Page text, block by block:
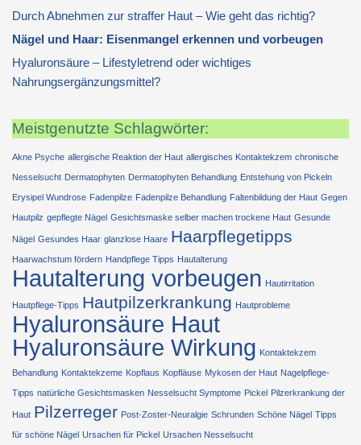
Durch Abnehmen zur straffer Haut – Wie geht das richtig?
Nägel und Haar: Eisenmangel erkennen und vorbeugen
Hyaluronsäure – Lifestyletrend oder wichtiges
Nahrungsergänzungsmittel?
Meistgenutzte Schlagwörter:
Akne Psyche allergische Reaktion der Haut allergisches Kontaktekzem chronische
Nesselsucht Dermatophyten Dermatophyten Behandlung Entstehung von Pickeln
Erysipel Wundrose Fadenpilze Fadenpilze Behandlung Faltenbildung der Haut Gegen
Hautpilz gepflegte Nägel Gesichtsmaske selber machen trockene Haut Gesunde
Nägel Gesundes Haar glanzlose Haare Haarpflegetipps
Haarwachstum fördern Handpflege Tipps Hautalterung
Hautalterung vorbeugen Hautirritation
Hautpflege-Tipps Hautpilzerkrankung Hautprobleme
Hyaluronsäure Haut
Hyaluronsäure Wirkung Kontaktekzem
Behandlung Kontaktekzeme Kopflaus Kopfläuse Mykosen der Haut Nagelpflege-
Tipps natürliche Gesichtsmasken Nesselsucht Symptome Pickel Pilzerkrankung der
Haut Pilzerreger Post-Zoster-Neuralgie Schrunden Schöne Nägel Tipps
für schöne Nägel Ursachen für Pickel Ursachen Nesselsucht